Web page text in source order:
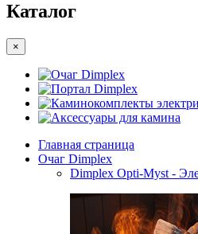
Каталог
×
Очаг Dimplex
Портал Dimplex
Каминокомплекты
Аксессуары для камина
Главная страница
Очаг Dimplex
Dimplex Opti-Myst -